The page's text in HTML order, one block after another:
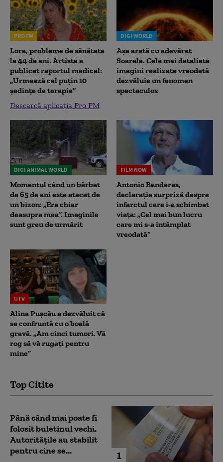
PRO FM
Lora, probleme de sănătate
la 44 de ani. Artista a
publicat raportul medical:
„Urmează cel puțin 10
ședințe de terapie”
Descarcă aplicația Pro FM
DIGI WORLD
Așa arată cu adevărat
Soarele. Cele mai detaliate
imagini realizate vreodată
dezvăluie un fenomen
spectaculos
DIGI ANIMAL WORLD
Momentul când un bărbat
de 65 de ani este atacat de
un bizon: „Era chiar
deasupra mea”. Imaginile
sunt greu de urmărit
FILM NOW
Antonio Banderas,
declarație surpriză despre
infarctul care i-a schimbat
viața: „Cel mai bun lucru
care mi s-a întâmplat
vreodată”
UTV
Alina Pușcău a dezvăluit că
se confruntă cu o boală
gravă. „Am cinci tumori. Vă
rog să vă rugați pentru
mine”
Top Citite
1
Până când mai poate fi
folosit buletinul vechi.
Autoritățile au stabilit
pentru cine se...